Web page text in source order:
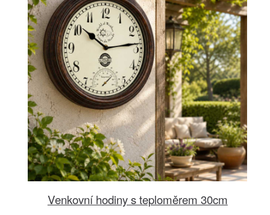
Venkovní hodiny s teploměrem 30cm